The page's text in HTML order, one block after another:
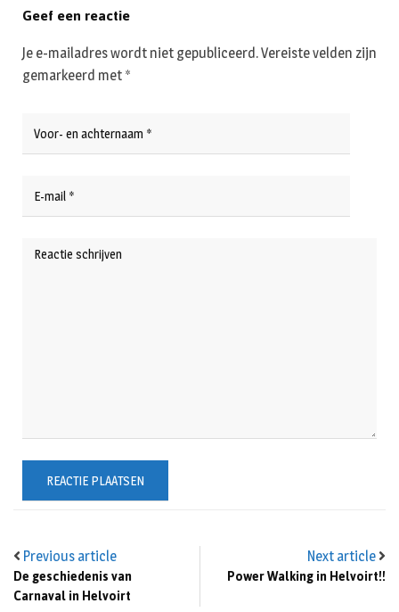
Previous article
De geschiedenis van
Carnaval in Helvoirt
Next article
Power Walking in Helvoirt!!
Geef een reactie
Je e-mailadres wordt niet gepubliceerd.Vereiste velden zijn
gemarkeerd met *